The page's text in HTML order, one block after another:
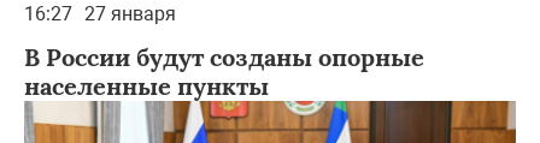
16:27 27 января
В России будут созданы опорные
населенные пункты